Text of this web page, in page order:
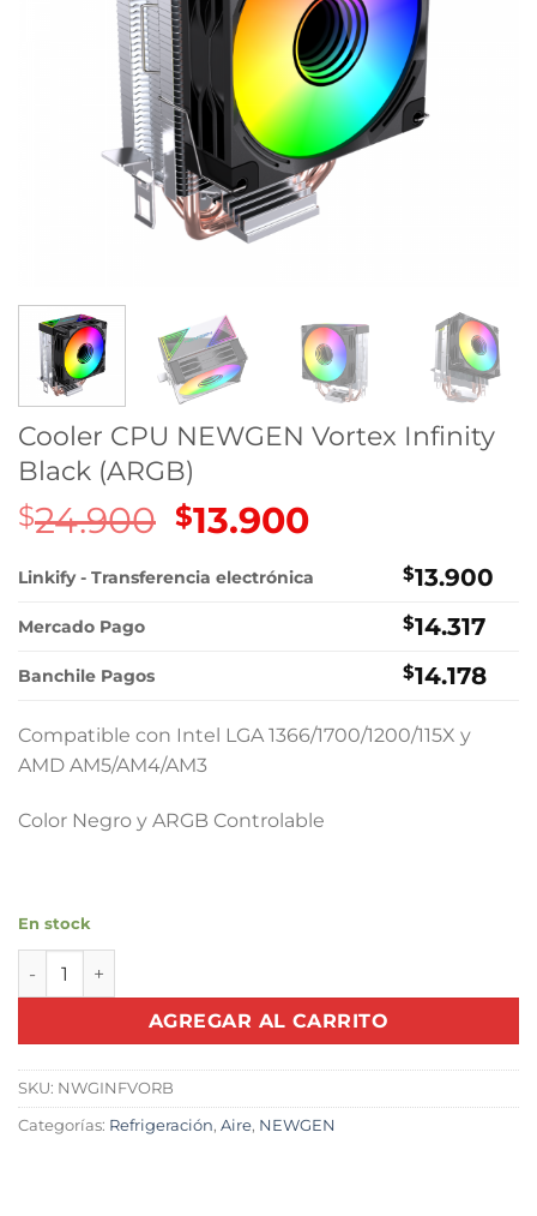
Cooler CPU NEWGEN Vortex Infinity
Black (ARGB)
$24.900 El
precio
original
$13.900El
actual
$13.900.
Linkify - Transferencia electrónica $13.900
Mercado Pago $14.317
Banchile Pagos $14.178
Compatible con Intel LGA 1366/1700/1200/115X y
AMD AM5/AM4/AM3
Color Negro y ARGB Controlable
En stock
Cooler CPU NEWGEN Vortex Infinity Black (ARGB) cantidad
AGREGAR AL CARRITO
SKU: NWGINFVORB
Categorías: Refrigeración, Aire, NEWGEN